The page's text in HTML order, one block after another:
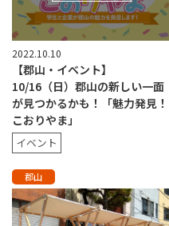
2022.10.10
【郡山・イベント】
10/16（日）郡山の新しい一面
が見つかるかも！「魅力発見！
こおりやま」
イベント
郡山